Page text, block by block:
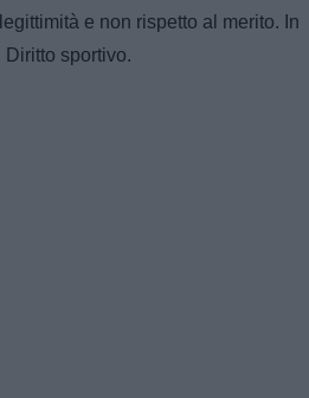
e non rispetto al merito. In
Diritto sportivo.